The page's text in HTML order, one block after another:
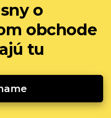
o
obchode
tu